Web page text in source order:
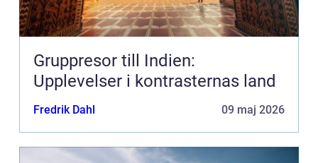
Gruppresor till Indien:
Upplevelser i kontrasternas land
Fredrik Dahl 09 maj 2026